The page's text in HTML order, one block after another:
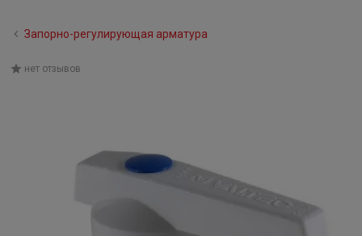
Запорно-регулирующая арматура
нет отзывов